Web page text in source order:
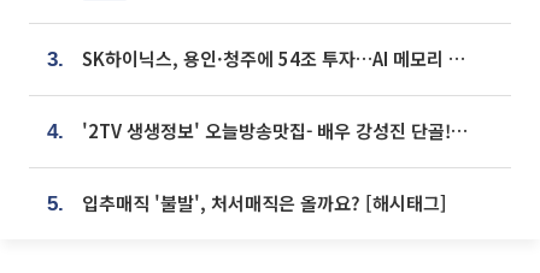
3. SK하이닉스, 용인·청주에 54조 투자…AI 메모리 생산기지 키운다
4. '2TV 생생정보' 오늘방송맛집- 배우 강성진 단골! 쌀국수ㆍ푸팟퐁 커리 맛집 '블○○○'
5. 입추매직 '불발', 처서매직은 올까요? [해시태그]